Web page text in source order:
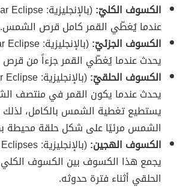
الكسوف الكليّ:
عندما يُغطّي القمر كامل قرص الشمس.
الكسوف الجزئيّ:
يحدث عندما يُغطّي القمر جزءاً من
الكسوف الحلقيّ:
يحدث عندما يكون القمر في منتصف
يستطيع تغطية الشمس بالكامل،
الشمس مرئيًا على شكل حلقة محيطة
الكسوف الهجين:
يجمع هذا الكسوف بين الكسوف
الحلقي أثناء فترة حدوثه.